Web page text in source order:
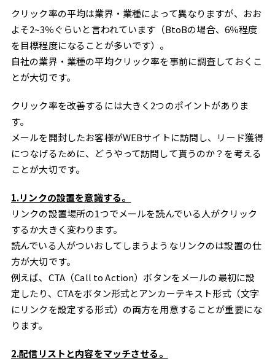
クリック率の平均は業界・業種によって異なりますが、おお
よそ2~3％ぐらいと言われています（BtoBの場合、6％程度
を目標程度になることが多いです）。
自社の業界・業種の平均クリック率を事前に調査しておくこ
とが大切です。
クリック率を改善するには大きく2つのポイントがありま
す。
メールを開封したお客様がWEBサイトに訪問し、リード獲得
につなげるために、どうやって訪問して貰うのか？を考える
ことが大切です。
1.リンクの設置を意識する。
リンクの設置場所の1つでメールを読んでいる人がクリック
するか大きく変わります。
読んでいる人がついおしてしまうようなリンクのは設置の仕
方が大切です。
例えば、CTA（Call to Action）ボタンをメールの最初に設
定したり、CTAをボタン形式とアンカーテキスト形式（文字
にリンクを設定する形式）の両方を用意することが重要にな
ります。
2.配信リストと内容をマッチさせる。